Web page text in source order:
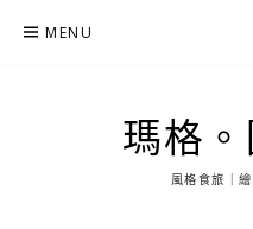
MENU
瑪格
風格食旅｜